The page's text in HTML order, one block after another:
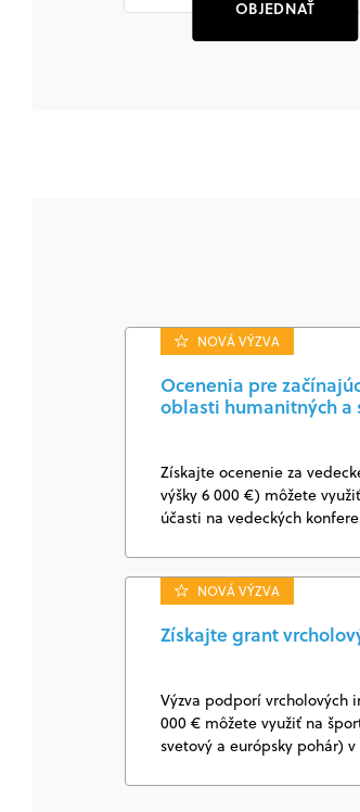
OBJEDNAŤ
NOVÁ VÝZVA
Ocenenia pre
oblasti humanitných a
Získajte ocenenie za
výšky 6 000 €) môžete
účasti na vedeckých
NOVÁ VÝZVA
Získajte grant
Výzva podporí vrcholových
000 € môžete využiť na
svetový a európsky pohár) v